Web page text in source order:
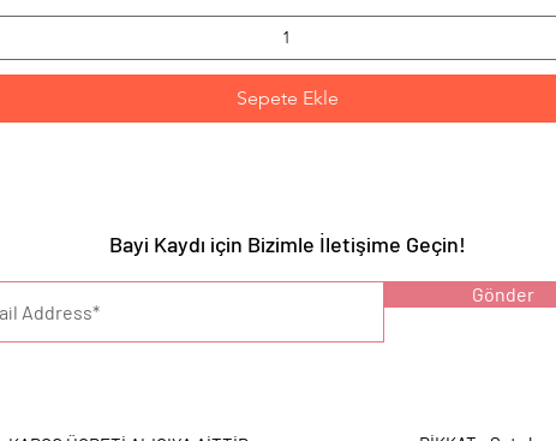
Sepete Ekle
UYARI :
Bayi Kaydı için Bizimle İletişime Geçin!
Gönder